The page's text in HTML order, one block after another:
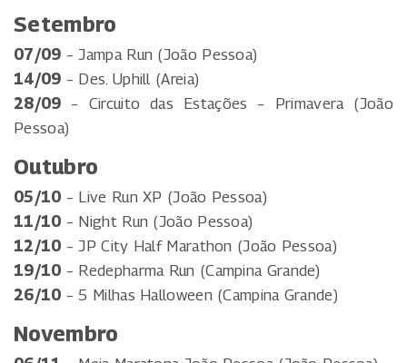
Setembro
07/09 – Jampa Run (João Pessoa)
14/09 – Des. Uphill (Areia)
28/09 – Circuito das Estações – Primavera (João
Pessoa)
Outubro
05/10 – Live Run XP (João Pessoa)
11/10 – Night Run (João Pessoa)
12/10 – JP City Half Marathon (João Pessoa)
19/10 – Redepharma Run (Campina Grande)
26/10 – 5 Milhas Halloween (Campina Grande)
Novembro